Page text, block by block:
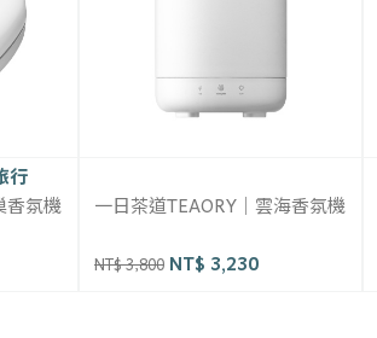
行
香氛機
一日茶道TEAORY｜雲海香氛機
NT$ 3,800 NT$ 3,230